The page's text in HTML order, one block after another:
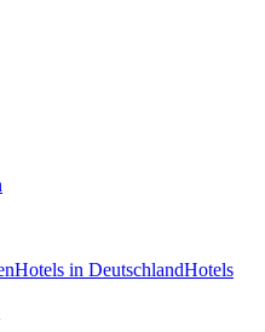
Hotels in DeutschlandHotels